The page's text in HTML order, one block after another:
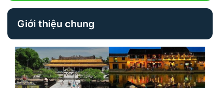
Giới thiệu chung